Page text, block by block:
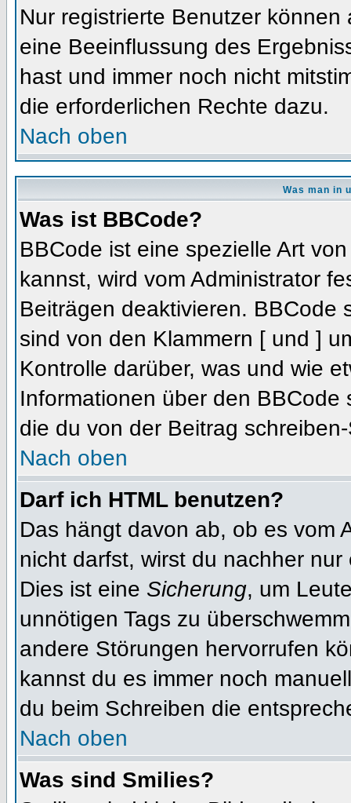
Nur registrierte Benutzer
eine Beeinflussung des
hast und immer noch nicht
die erforderlichen Rechte dazu.
Nach oben
Was man in
Was ist BBCode?
BBCode ist eine spezielle Art
kannst, wird vom Administrator
Beiträgen deaktivieren. BBCode
sind von den Klammern [ und ]
Kontrolle darüber, was und wie
Informationen über den
die du von der Beitrag
Nach oben
Darf ich HTML benutzen?
Das hängt davon ab, ob es vom
nicht darfst, wirst du nachher
Dies ist eine Sicherung, um
unnötigen Tags zu
andere Störungen hervorrufen
kannst du es immer noch
du beim Schreiben die
Nach oben
Was sind Smilies?